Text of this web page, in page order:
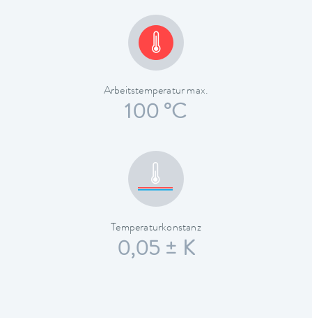
Arbeitstemperatur max.
100 °C
Temperaturkonstanz
0,05 ± K